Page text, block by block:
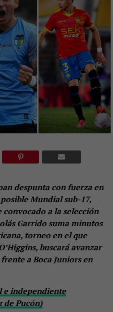
despunta con fuerza en
Mundial sub-17,
a la selección
Garrido suma minutos
torneo en el que
buscará avanzar
a Boca Juniors en
e independiente
de Pucón)